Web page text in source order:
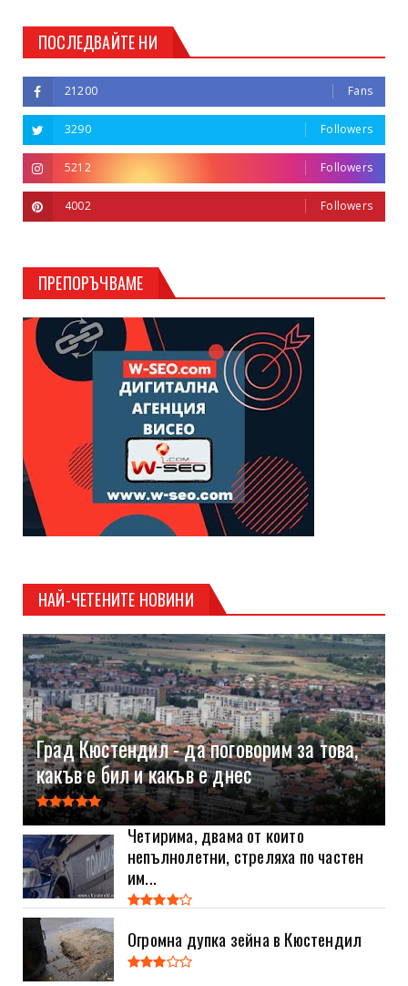
ПОСЛЕДВАЙТЕ НИ
21200 Fans
3290 Followers
5212 Followers
4002 Followers
ПРЕПОРЪЧВАМЕ
НАЙ-ЧЕТЕНИТЕ НОВИНИ
Град Кюстендил - да поговорим за това,
какъв е бил и какъв е днес
Четирима, двама от които
непълнолетни, стреляха по частен
им...
Огромна дупка зейна в Кюстендил